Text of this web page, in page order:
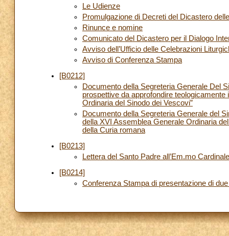
Le Udienze
Promulgazione di Decreti del Dicastero
Rinunce e nomine
Comunicato del Dicastero per il Dialogo
Avviso dell’Ufficio delle Celebrazioni
Avviso di Conferenza Stampa
[B0212]
Documento della Segreteria Generale Del
prospettive da approfondire
Ordinaria del Sinodo dei Vescovi”
Documento della Segreteria Generale del
della XVI Assemblea Generale Ordinaria
della Curia romana
[B0213]
Lettera del Santo Padre all’Em.mo
[B0214]
Conferenza Stampa di presentazione di